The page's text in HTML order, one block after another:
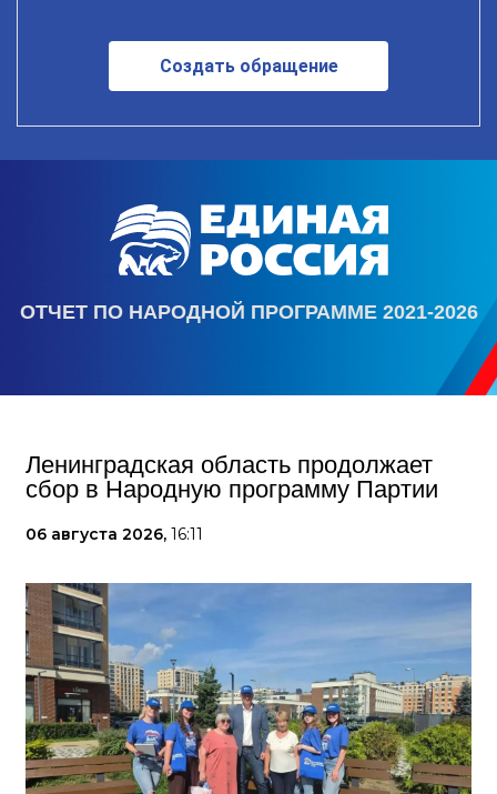
Создать обращение
ОТЧЕТ ПО НАРОДНОЙ ПРОГРАММЕ 2021-2026
Ленинградская область продолжает
сбор в Народную программу Партии
06 августа 2026, 16:11